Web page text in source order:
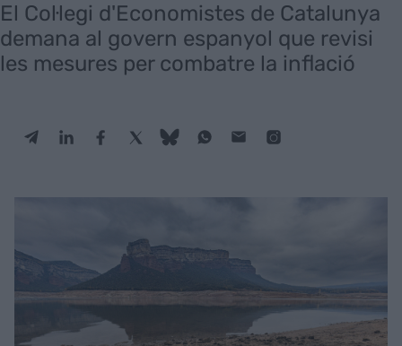
El Col·legi d'Economistes de Catalunya
demana al govern espanyol que revisi
les mesures per combatre la inflació